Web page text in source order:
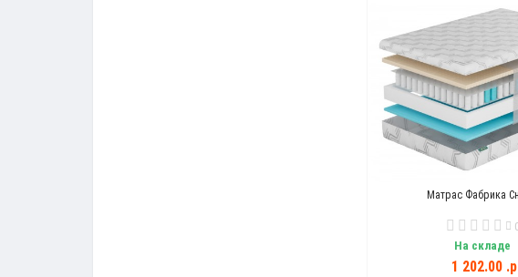
Матрас Фабрика
На складе
1 202.00 .p